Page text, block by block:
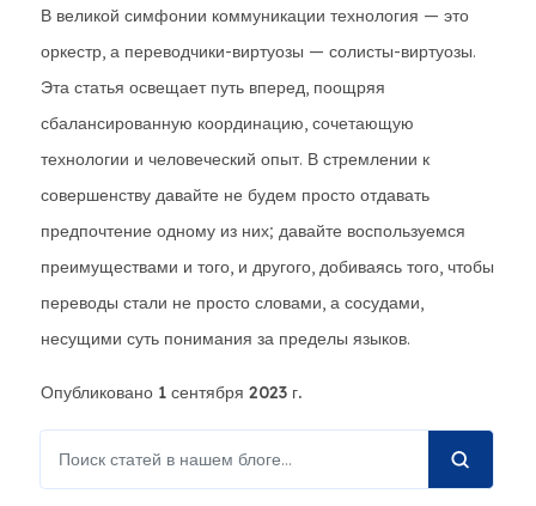
В великой симфонии коммуникации технология — это
оркестр, а переводчики-виртуозы — солисты-виртуозы.
Эта статья освещает путь вперед, поощряя
сбалансированную координацию, сочетающую
технологии и человеческий опыт. В стремлении к
совершенству давайте не будем просто отдавать
предпочтение одному из них; давайте воспользуемся
преимуществами и того, и другого, добиваясь того, чтобы
переводы стали не просто словами, а сосудами,
несущими суть понимания за пределы языков.
Опубликовано 1 сентября 2023 г.